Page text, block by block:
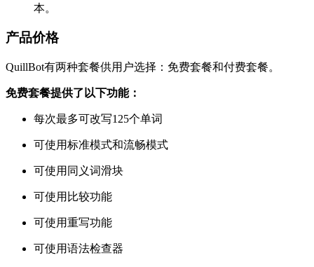
本。
产品价格
QuillBot有两种套餐供用户选择：免费套餐和付费套餐。
免费套餐提供了以下功能：
每次最多可改写125个单词
可使用标准模式和流畅模式
可使用同义词滑块
可使用比较功能
可使用重写功能
可使用语法检查器